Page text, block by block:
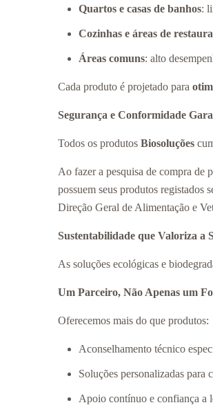
Quartos e casas de banhos:
Cozinhas e áreas de
Áreas comuns: alto
Cada produto é projetado para
Segurança e Conformidade
Todos os produtos Biosoluções
Ao fazer a pesquisa de compra de
possuem seus produtos
Direção Geral de Alimentação e
Sustentabilidade que Valoriza a
As soluções ecológicas e
Um Parceiro, Não Apenas um
Oferecemos mais do que produtos:
Aconselhamento técnico
Soluções personalizadas para
Apoio contínuo e confiança a